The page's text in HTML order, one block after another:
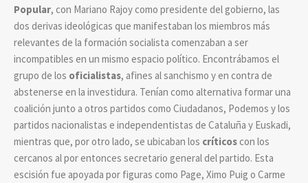
Popular, con Mariano Rajoy como presidente del gobierno, las
dos derivas ideológicas que manifestaban los miembros más
relevantes de la formación socialista comenzaban a ser
incompatibles en un mismo espacio político. Encontrábamos el
grupo de los oficialistas, afines al sanchismo y en contra de
abstenerse en la investidura. Tenían como alternativa formar una
coalición junto a otros partidos como Ciudadanos, Podemos y los
partidos nacionalistas e independentistas de Cataluña y Euskadi,
mientras que, por otro lado, se ubicaban los críticoscon los
cercanos al por entonces secretario general del partido. Esta
escisión fue apoyada por figuras como Page, Ximo Puig o Carme